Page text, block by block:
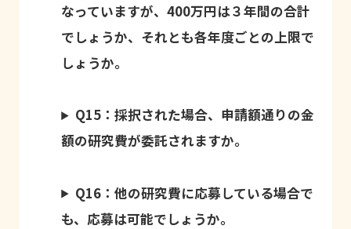
なっていますが、400万円は３年間の合計
でしょうか、それとも各年度ごとの上限で
しょうか。
Q15：採択された場合、申請額通りの金
額の研究費が委託されますか。
Q16：他の研究費に応募している場合で
も、応募は可能でしょうか。